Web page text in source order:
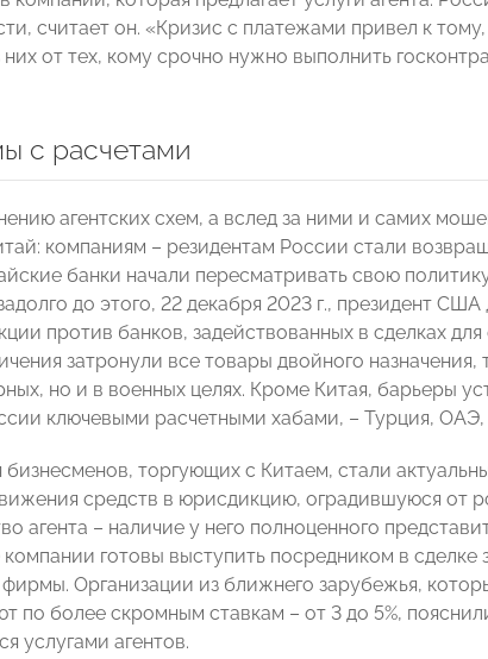
считает он. «Кризис с платежами привел к
от тех, кому срочно нужно выполнить
с расчетами
агентских схем, а вслед за ними и самих
компаниям – резидентам России стали
банки начали пересматривать свою
до этого, 22 декабря 2023 г., президент
против банков, задействованных в сделках
затронули все товары двойного
но и в военных целях. Кроме Китая, барьеры
ключевыми расчетными хабами, – Турция, ОАЭ,
бизнесменов, торгующих с Китаем, стали
средств в юрисдикцию, оградившуюся от
агента – наличие у него полноценного
компании готовы выступить посредником в сделке
Организации из ближнего зарубежья,
по более скромным ставкам – от 3 до 5%,
услугами агентов.